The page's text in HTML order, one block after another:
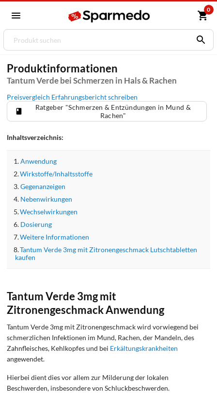
0
Produktinformationen
Tantum Verde bei Schmerzen in Hals & Rachen
Preisvergleich Erfahrungsbericht schreiben
Ratgeber "Schmerzen & Entzündungen in Mund &
Rachen"
Inhaltsverzeichnis:
Anwendung
Wirkstoffe/Inhaltsstoffe
Gegenanzeigen
Nebenwirkungen
Wechselwirkungen
Dosierung
Weitere Informationen
Tantum Verde 3mg mit Zitronengeschmack Lutschtabletten
kaufen
Tantum Verde 3mg mit
Zitronengeschmack Anwendung
Tantum Verde 3mg mit Zitronengeschmack wird vorwiegend bei
schmerzlichen Infektionen im Mund, Rachen, der Mandeln, des
Zahnfleisches, Kehlkopfes und bei Erkältungskrankheiten
angewendet.
Hierbei dient dies vor allem zur Milderung der lokalen
Beschwerden, insbesondere von Schluckbeschwerden.